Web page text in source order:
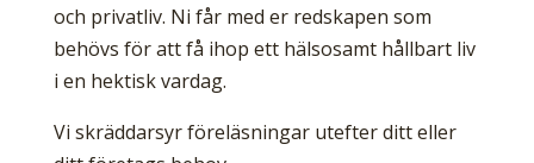
och privatliv. Ni får med er redskapen som
behövs för att få ihop ett hälsosamt hållbart liv
i en hektisk vardag.
Vi skräddarsyr föreläsningar utefter ditt eller